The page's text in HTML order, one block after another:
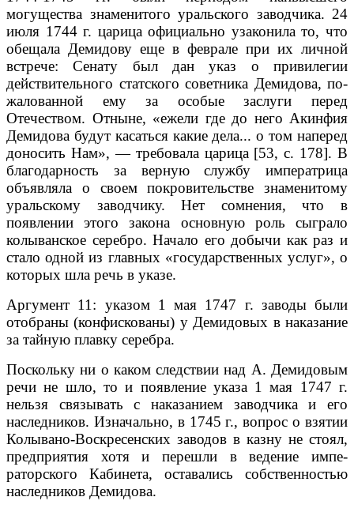
могущества знаменитого уральского заводчика. 24
июля 1744 г. царица официально узаконила то, что
обещала Демидову еще в феврале при их личной
встрече: Сенату был дан указ о привилегии
действительного статского советника Демидова, по­
жалованной ему за особые заслуги перед
Отечеством. Отныне, «ежели где до него Акинфия
Демидова будут касаться какие дела... о том наперед
доно­сить Нам», — требовала царица [53, с. 178]. В
благодарность за верную служ­бу императрица
объявляла о своем покровительстве знаменитому
уральско­му заводчику. Нет сомнения, что в
появлении этого закона основную роль сыграло
колыванское серебро. Начало его добычи как раз и
стало одной из главных «государственных услуг», о
которых шла речь в указе.
Аргумент 11: указом 1 мая 1747 г. заводы были
отобраны (конфиско­ваны) у Демидовых в наказание
за тайную плавку серебра.
Поскольку ни о каком следствии над А. Демидовым
речи не шло, то и по­явление указа 1 мая 1747 г.
нельзя связывать с наказанием заводчика и его
наследников. Изначально, в 1745 г., вопрос о взятии
Колывано-Воскресенских заводов в казну не стоял,
предприятия хотя и перешли в ведение импе­
раторского Кабинета, оставались собственностью
наследников Демидова.